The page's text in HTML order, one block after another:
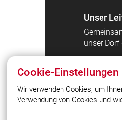
Unser
unser Dorf
Cookie-Einstellungen
Wir verwenden Cookies, um
Verwendung von Cookies und